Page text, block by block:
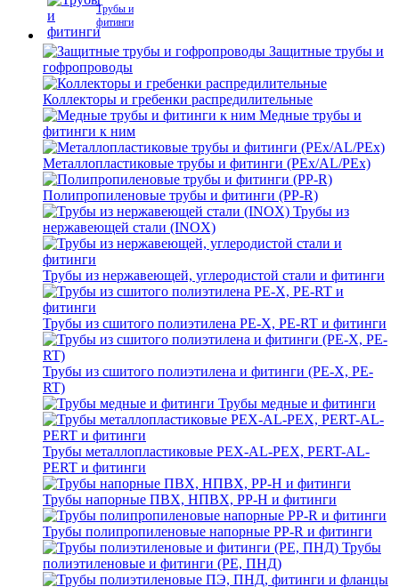
Трубы и
фитинги
Защитные трубы и
гофропроводы
Коллекторы и гребенки распредилительные
Медные трубы и
фитинги к ним
Металлопластиковые трубы и фитинги (PEx/AL/PEx)
Полипропиленовые трубы и фитинги (PP-R)
Трубы из
нержавеющей стали (INOX)
Трубы из нержавеющей, углеродистой стали и фитинги
Трубы из сшитого полиэтилена PE-X, PE-RT и фитинги
Трубы из сшитого полиэтилена и фитинги (PE-X, PE-
RT)
Трубы медные и фитинги
Трубы металлопластиковые PEX-AL-PEX, PERT-AL-
PERT и фитинги
Трубы напорные ПВХ, НПВХ, PP-H и фитинги
Трубы полипропиленовые напорные PP-R и фитинги
Трубы
полиэтиленовые и фитинги (PE, ПНД)